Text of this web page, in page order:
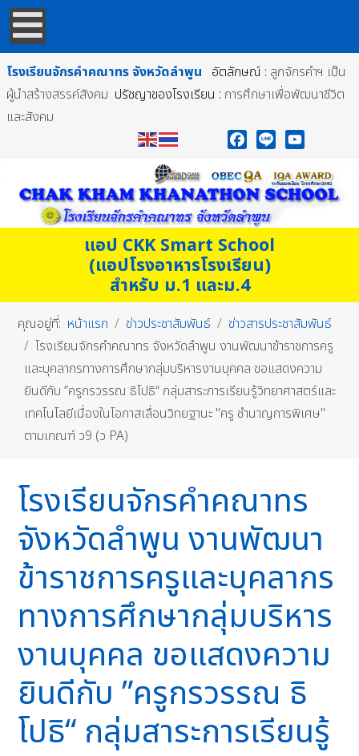
โรงเรียนจักรคำคณาทร จังหวัดลำพูน อัตลักษณ์ : ลูกจักรคำฯ เป็น
ผู้นำสร้างสรรค์สังคม ปรัชญาของโรงเรียน : การศึกษาเพื่อพัฒนาชีวิต
และสังคม
แอป CKK Smart School
(แอปโรงอาหารโรงเรียน)
สำหรับ ม.1 และม.4
คุณอยู่ที่: หน้าแรก ข่าวประชาสัมพันธ์
ข่าวสารประชาสัมพันธ์
โรงเรียนจักรคำคณาทร จังหวัดลำพูน งานพัฒนาข้าราชการครู
และบุคลากรทางการศึกษากลุ่มบริหารงานบุคคล ขอแสดงความ
ยินดีกับ ”ครูกรวรรณ ธิโปธิ“ กลุ่มสาระการเรียนรู้วิทยาศาสตร์และ
เทคโนโลยีเนื่องในโอกาสเลื่อนวิทยฐานะ "ครู ชำนาญการพิเศษ"
ตามเกณฑ์ ว9 (ว PA)
โรงเรียนจักรคำคณาทร
จังหวัดลำพูน งานพัฒนา
ข้าราชการครูและบุคลากร
ทางการศึกษากลุ่มบริหาร
งานบุคคล ขอแสดงความ
ยินดีกับ ”ครูกรวรรณ ธิ
โปธิ“ กลุ่มสาระการเรียนรู้